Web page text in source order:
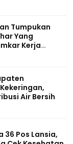
Tumpukan
Yang
Kerja
Air Bersih
36 Pos Lansia,